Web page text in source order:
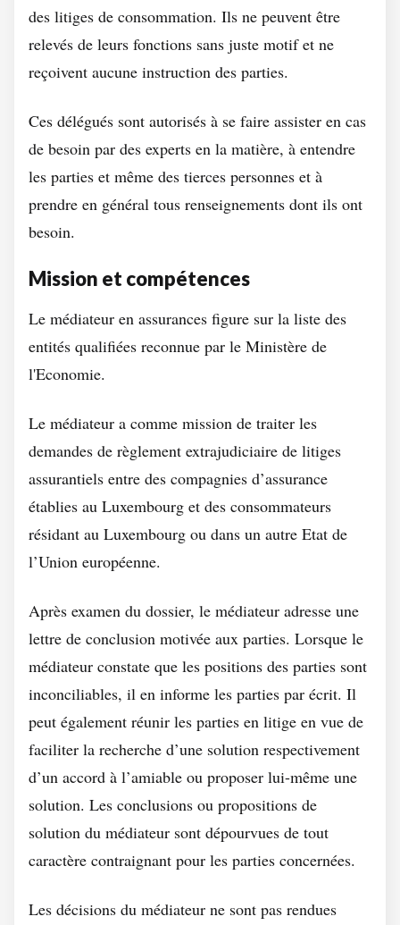
des litiges de consommation. Ils ne peuvent être
relevés de leurs fonctions sans juste motif et ne
reçoivent aucune instruction des parties.
Ces délégués sont autorisés à se faire assister en cas
de besoin par des experts en la matière, à entendre
les parties et même des tierces personnes et à
prendre en général tous renseignements dont ils ont
besoin.
Mission et compétences
Le médiateur en assurances figure sur la liste des
entités qualifiées reconnue par le Ministère de
l'Economie.
Le médiateur a comme mission de traiter les
demandes de règlement extrajudiciaire de litiges
assurantiels entre des compagnies d’assurance
établies au Luxembourg et des consommateurs
résidant au Luxembourg ou dans un autre Etat de
l’Union européenne.
Après examen du dossier, le médiateur adresse une
lettre de conclusion motivée aux parties. Lorsque le
médiateur constate que les positions des parties sont
inconciliables, il en informe les parties par écrit. Il
peut également réunir les parties en litige en vue de
faciliter la recherche d’une solution respectivement
d’un accord à l’amiable ou proposer lui-même une
solution. Les conclusions ou propositions de
solution du médiateur sont dépourvues de tout
caractère contraignant pour les parties concernées.
Les décisions du médiateur ne sont pas rendues